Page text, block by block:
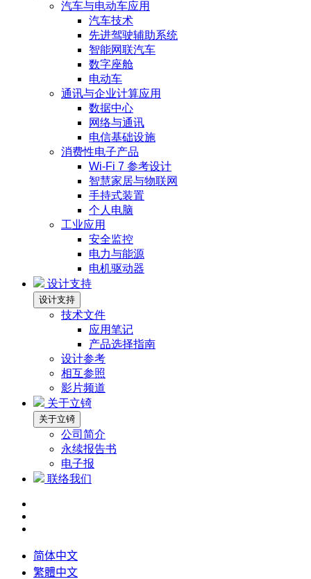
汽车与电动车应用
汽车技术
先进驾驶辅助系统
智能网联汽车
数字座舱
电动车
通讯与企业计算应用
数据中心
网络与通讯
电信基础设施
消费性电子产品
Wi-Fi 7 参考设计
智慧家居与物联网
手持式装置
个人电脑
工业应用
安全监控
电力与能源
电机驱动器
设计支持
设计支持
技术文件
应用笔记
产品选择指南
设计参考
相互参照
影片频道
关于立锜
关于立锜
公司简介
永续报告书
电子报
联络我们
简体中文
繁體中文